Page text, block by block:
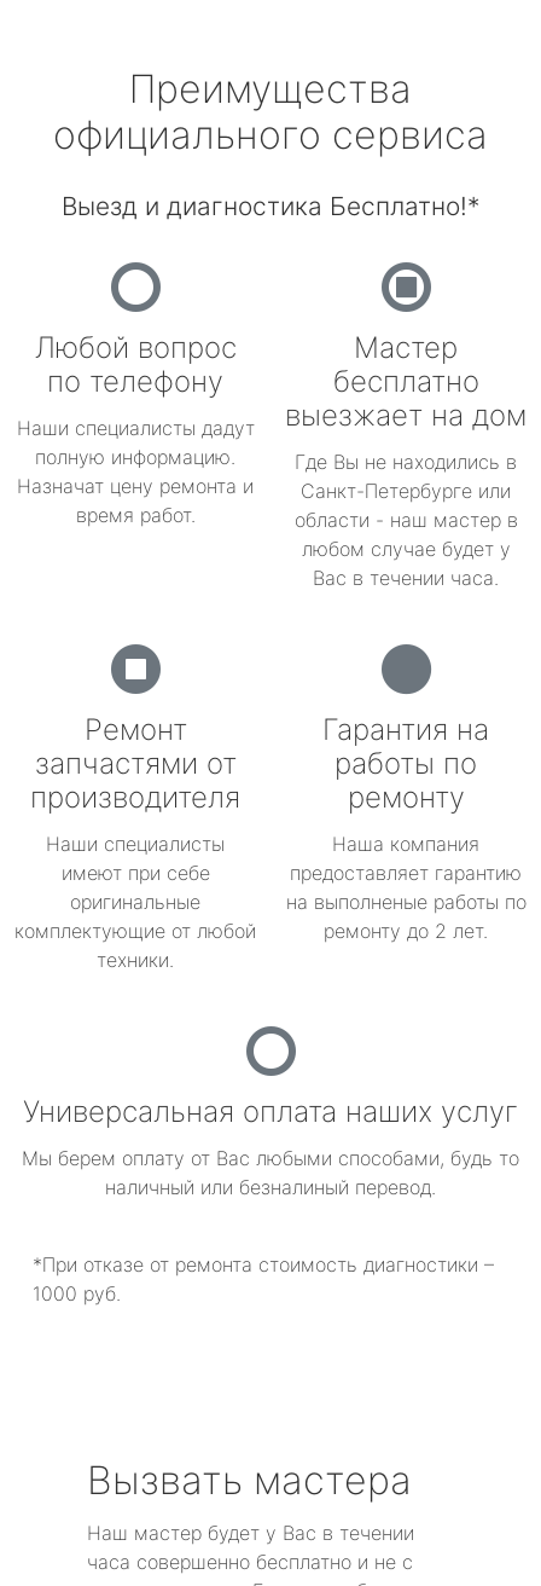
Преимущества
официального сервиса
Выезд и диагностика Бесплатно!*
Любой вопрос
по телефону
Наши специалисты дадут
полную информацию.
Назначат цену ремонта и
время работ.
Мастер
бесплатно
выезжает на дом
Где Вы не находились в
Санкт-Петербурге или
области - наш мастер в
любом случае будет у
Вас в течении часа.
Ремонт
запчастями от
производителя
Наши специалисты
имеют при себе
оригинальные
комплектующие от любой
техники.
Гарантия на
работы по
ремонту
Наша компания
предоставляет гарантию
на выполненые работы по
ремонту до 2 лет.
Универсальная оплата наших услуг
Мы берем оплату от Вас любыми способами, будь то
наличный или безналиный перевод.
*При отказе от ремонта стоимость диагностики –
1000 руб.
Вызвать мастера
Наш мастер будет у Вас в течении
часа совершенно бесплатно и не с